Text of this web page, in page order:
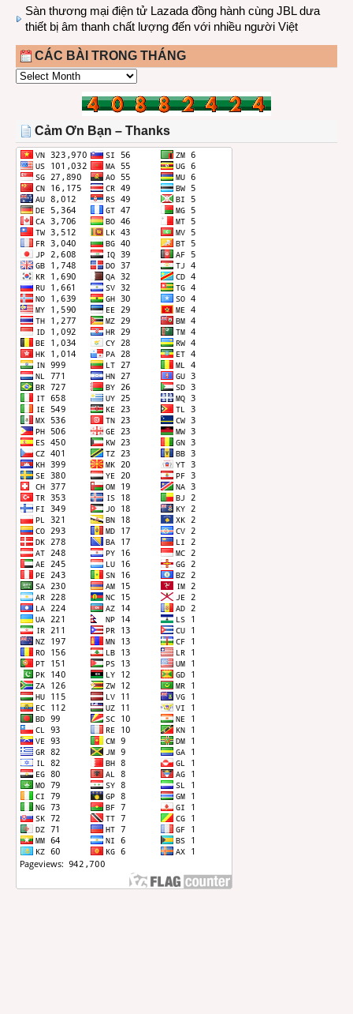
Sàn thương mại điện tử Lazada đồng hành cùng JBL dưa
thiết bị âm thanh chất lượng đến với nhiều người Việt
CÁC BÀI TRONG THÁNG
CÁC
THÁNG
Cảm Ơn Bạn – Thanks